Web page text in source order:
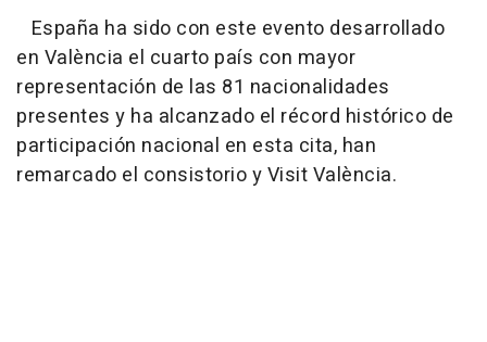
España ha sido con este evento desarrollado
en València el cuarto país con mayor
representación de las 81 nacionalidades
presentes y ha alcanzado el récord histórico de
participación nacional en esta cita, han
remarcado el consistorio y Visit València.